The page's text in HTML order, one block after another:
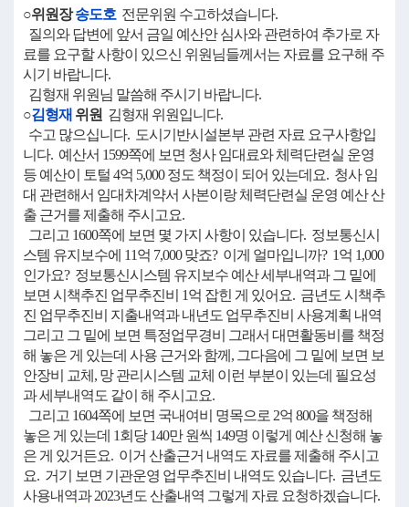
○위원장송도호 전문위원 수고하셨습니다.
질의와 답변에 앞서 금일 예산안 심사와 관련하여 추가로 자
료를 요구할 사항이 있으신 위원님들께서는 자료를 요구해 주
시기 바랍니다.
김형재 위원님 말씀해 주시기 바랍니다.
○김형재 위원 김형재 위원입니다.
수고 많으십니다. 도시기반시설본부 관련 자료 요구사항입
니다. 예산서 1599쪽에 보면 청사 임대료와 체력단련실 운영
등 예산이 토털 4억 5,000 정도 책정이 되어 있는데요. 청사 임
대 관련해서 임대차계약서 사본이랑 체력단련실 운영 예산 산
출 근거를 제출해 주시고요.
그리고 1600쪽에 보면 몇 가지 사항이 있습니다. 정보통신시
스템 유지보수에 11억 7,000 맞죠? 이게 얼마입니까? 1억 1,000
인가요? 정보통신시스템 유지보수 예산 세부내역과 그 밑에
보면 시책추진 업무추진비 1억 잡힌 게 있어요. 금년도 시책추
진 업무추진비 지출내역과 내년도 업무추진비 사용계획 내역
그리고 그 밑에 보면 특정업무경비 그래서 대면활동비를 책정
해 놓은 게 있는데 사용 근거와 함께, 그다음에 그 밑에 보면 보
안장비 교체, 망 관리시스템 교체 이런 부분이 있는데 필요성
과 세부내역도 같이 해 주시고요.
그리고 1604쪽에 보면 국내여비 명목으로 2억 800을 책정해
놓은 게 있는데 1회당 140만 원씩 149명 이렇게 예산 신청해 놓
은 게 있거든요. 이거 산출근거 내역도 자료를 제출해 주시고
요. 거기 보면 기관운영 업무추진비 내역도 있습니다. 금년도
사용내역과 2023년도 산출내역 그렇게 자료 요청하겠습니다.